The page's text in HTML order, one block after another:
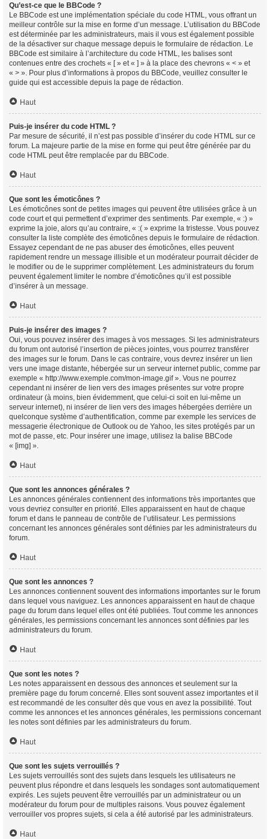
Qu’est-ce que le BBCode ?
Le BBCode est une implémentation spéciale du code HTML, vous offrant un
meilleur contrôle sur la mise en forme d’un message. L’utilisation du BBCode
est déterminée par les administrateurs, mais il vous est également possible
de la désactiver sur chaque message depuis le formulaire de rédaction. Le
BBCode est similaire à l’architecture du code HTML, les balises sont
contenues entre des crochets « [ » et « ] » à la place des chevrons « < » et
« > ». Pour plus d’informations à propos du BBCode, veuillez consulter le
guide qui est accessible depuis la page de rédaction.
Haut
Puis-je insérer du code HTML ?
Par mesure de sécurité, il n’est pas possible d’insérer du code HTML sur ce
forum. La majeure partie de la mise en forme qui peut être générée par du
code HTML peut être remplacée par du BBCode.
Haut
Que sont les émoticônes ?
Les émoticônes sont de petites images qui peuvent être utilisées grâce à un
code court et qui permettent d’exprimer des sentiments. Par exemple, « :) »
exprime la joie, alors qu’au contraire, « :( » exprime la tristesse. Vous pouvez
consulter la liste complète des émoticônes depuis le formulaire de rédaction.
Essayez cependant de ne pas abuser des émoticônes, elles peuvent
rapidement rendre un message illisible et un modérateur pourrait décider de
le modifier ou de le supprimer complètement. Les administrateurs du forum
peuvent également limiter le nombre d’émoticônes qu’il est possible
d’insérer à un message.
Haut
Puis-je insérer des images ?
Oui, vous pouvez insérer des images à vos messages. Si les administrateurs
du forum ont autorisé l’insertion de pièces jointes, vous pourrez transférer
des images sur le forum. Dans le cas contraire, vous devrez insérer un lien
vers une image distante, hébergée sur un serveur internet public, comme par
exemple « http://www.exemple.com/mon-image.gif ». Vous ne pourrez
cependant ni insérer de lien vers des images présentes sur votre propre
ordinateur (à moins, bien évidemment, que celui-ci soit en lui-même un
serveur internet), ni insérer de lien vers des images hébergées derrière un
quelconque système d’authentification, comme par exemple les services de
messagerie électronique de Outlook ou de Yahoo, les sites protégés par un
mot de passe, etc. Pour insérer une image, utilisez la balise BBCode
« [img] ».
Haut
Que sont les annonces générales ?
Les annonces générales contiennent des informations très importantes que
vous devriez consulter en priorité. Elles apparaissent en haut de chaque
forum et dans le panneau de contrôle de l’utilisateur. Les permissions
concernant les annonces générales sont définies par les administrateurs du
forum.
Haut
Que sont les annonces ?
Les annonces contiennent souvent des informations importantes sur le forum
dans lequel vous naviguez. Les annonces apparaissent en haut de chaque
page du forum dans lequel elles ont été publiées. Tout comme les annonces
générales, les permissions concernant les annonces sont définies par les
administrateurs du forum.
Haut
Que sont les notes ?
Les notes apparaissent en dessous des annonces et seulement sur la
première page du forum concerné. Elles sont souvent assez importantes et il
est recommandé de les consulter dès que vous en avez la possibilité. Tout
comme les annonces et les annonces générales, les permissions concernant
les notes sont définies par les administrateurs du forum.
Haut
Que sont les sujets verrouillés ?
Les sujets verrouillés sont des sujets dans lesquels les utilisateurs ne
peuvent plus répondre et dans lesquels les sondages sont automatiquement
expirés. Les sujets peuvent être verrouillés par un administrateur ou un
modérateur du forum pour de multiples raisons. Vous pouvez également
verrouiller vos propres sujets, si cela a été autorisé par les administrateurs.
Haut